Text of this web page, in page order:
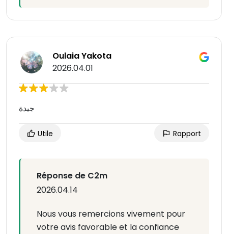
Oulaia Yakota
2026.04.01
جيدة
Utile Rapport
Réponse de C2m
2026.04.14
Nous vous remercions vivement pour
votre avis favorable et la confiance